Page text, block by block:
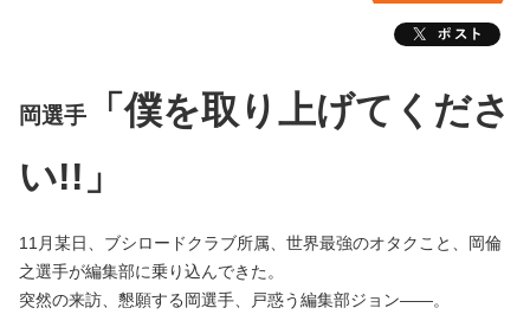
グロウル
岡選手
「僕を取り上げてくださ
い!!」
11月某日、ブシロードクラブ所属、世界最強のオタクこと、岡倫
之選手が編集部に乗り込んできた。
突然の来訪、懇願する岡選手、戸惑う編集部ジョン――。